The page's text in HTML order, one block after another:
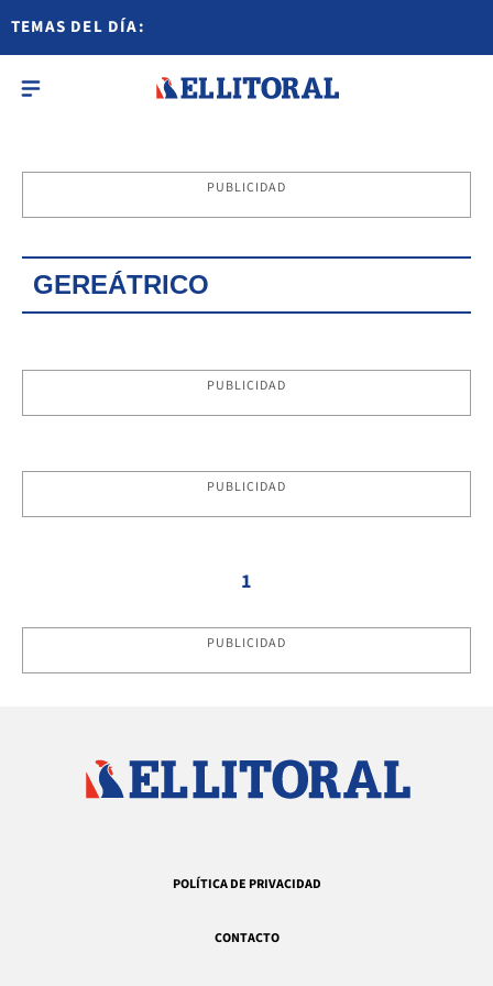
TEMAS DEL DÍA:
PUBLICIDAD
GEREÁTRICO
PUBLICIDAD
PUBLICIDAD
1
PUBLICIDAD
POLÍTICA DE PRIVACIDAD
CONTACTO